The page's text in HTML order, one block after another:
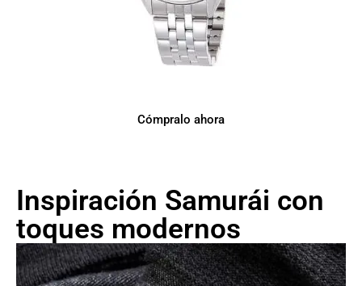
Cómpralo ahora
Inspiración Samurái con
toques modernos